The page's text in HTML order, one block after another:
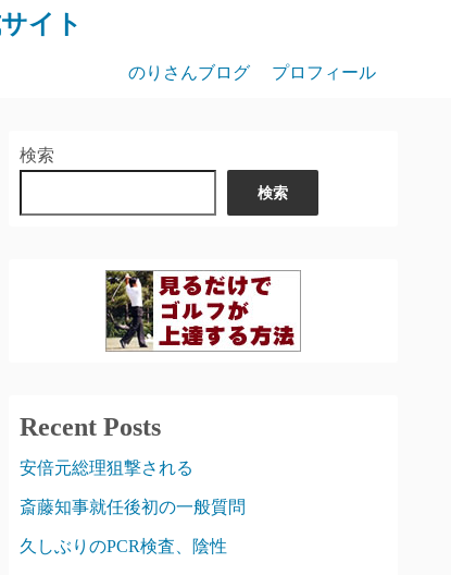
イト
のりさんブログ プロフィール
検索
検索
Recent Posts
安倍元総理狙撃される
斎藤知事就任後初の一般質問
久しぶりのPCR検査、陰性